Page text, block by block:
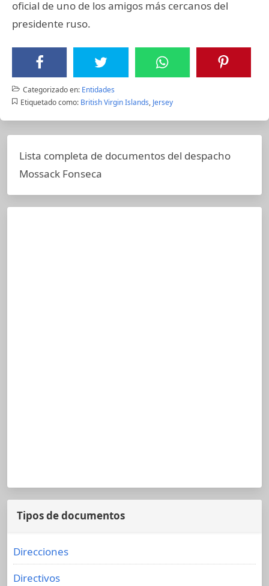
oficial de uno de los amigos más cercanos del
presidente ruso.
Categorizado en: Entidades
Etiquetado como: British Virgin Islands, Jersey
Lista completa de documentos del despacho
Mossack Fonseca
Tipos de documentos
Direcciones
Directivos